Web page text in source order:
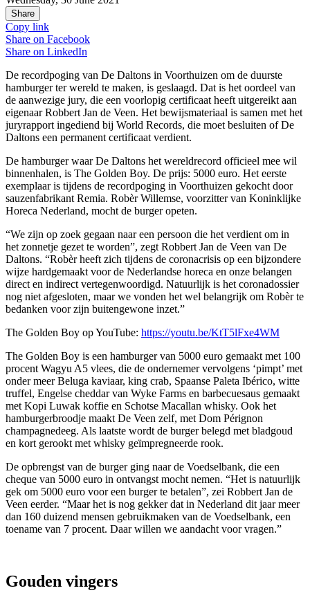
Share
Copy link
Share on Facebook
Share on LinkedIn
De recordpoging van De Daltons in Voorthuizen om de duurste
hamburger ter wereld te maken, is geslaagd. Dat is het oordeel van
de aanwezige jury, die een voorlopig certificaat heeft uitgereikt aan
eigenaar Robbert Jan de Veen. Het bewijsmateriaal is samen met het
juryrapport ingediend bij World Records, die moet besluiten of De
Daltons een permanent certificaat verdient.
De hamburger waar De Daltons het wereldrecord officieel mee wil
binnenhalen, is The Golden Boy. De prijs: 5000 euro. Het eerste
exemplaar is tijdens de recordpoging in Voorthuizen gekocht door
sauzenfabrikant Remia. Robèr Willemse, voorzitter van Koninklijke
Horeca Nederland, mocht de burger opeten.
“We zijn op zoek gegaan naar een persoon die het verdient om in
het zonnetje gezet te worden”, zegt Robbert Jan de Veen van De
Daltons. “Robèr heeft zich tijdens de coronacrisis op een bijzondere
wijze hardgemaakt voor de Nederlandse horeca en onze belangen
direct en indirect vertegenwoordigd. Natuurlijk is het coronadossier
nog niet afgesloten, maar we vonden het wel belangrijk om Robèr te
bedanken voor zijn buitengewone inzet.”
The Golden Boy op YouTube: https://youtu.be/KtT5lFxe4WM
The Golden Boy is een hamburger van 5000 euro gemaakt met 100
procent Wagyu A5 vlees, die de ondernemer vervolgens ‘pimpt’ met
onder meer Beluga kaviaar, king crab, Spaanse Paleta Ibérico, witte
truffel, Engelse cheddar van Wyke Farms en barbecuesaus gemaakt
met Kopi Luwak koffie en Schotse Macallan whisky. Ook het
hamburgerbroodje maakt De Veen zelf, met Dom Pérignon
champagnedeeg. Als laatste wordt de burger belegd met bladgoud
en kort gerookt met whisky geïmpregneerde rook.
De opbrengst van de burger ging naar de Voedselbank, die een
cheque van 5000 euro in ontvangst mocht nemen. “Het is natuurlijk
gek om 5000 euro voor een burger te betalen”, zei Robbert Jan de
Veen eerder. “Maar het is nog gekker dat in Nederland dit jaar meer
dan 160 duizend mensen gebruikmaken van de Voedselbank, een
toename van 7 procent. Daar willen we aandacht voor vragen.”
Gouden vingers